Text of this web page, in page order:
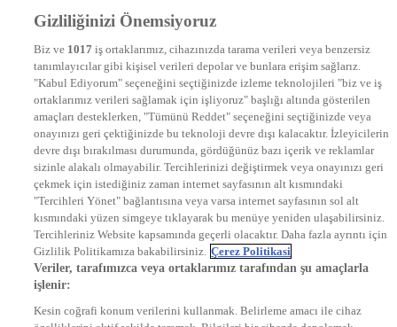
DYG Televizyonlar
STAR
EURO STAR
KRAL POP TV
DYG Radyolar
NTV RADYO
KRAL FM
KRAL POP
EKSEN
VOYAGE
DYG Dijital
ntv.com.tr
ntvspor.net
secim.ntv.com.tr
startv.com.tr
kralmuzik.com.tr
Gizliliğinizi Önemsiyoruz
Biz ve 1017 iş ortaklarımız, cihazınızda tarama verileri veya benzersiz
tanımlayıcılar gibi kişisel verileri depolar ve bunlara erişim sağlarız.
"Kabul Ediyorum" seçeneğini seçtiğinizde izleme teknolojileri "biz ve iş
ortaklarımız verileri sağlamak için işliyoruz" başlığı altında gösterilen
amaçları desteklerken, "Tümünü Reddet" seçeneğini seçtiğinizde veya
onayınızı geri çektiğinizde bu teknoloji devre dışı kalacaktır. İzleyicilerin
devre dışı bırakılması durumunda, gördüğünüz bazı içerik ve reklamlar
sizinle alakalı olmayabilir. Tercihlerinizi değiştirmek veya onayınızı geri
çekmek için istediğiniz zaman internet sayfasının alt kısmındaki
"Tercihleri Yönet" bağlantısına veya varsa internet sayfasının sol alt
kısmındaki yüzen simgeye tıklayarak bu menüye yeniden ulaşabilirsiniz.
Tercihleriniz Website kapsamında geçerli olacaktır. Daha fazla ayrıntı için
Gizlilik Politikamıza bakabilirsiniz. Çerez Politikasi
Veriler, tarafımızca veya ortaklarımız tarafından şu amaçlarla
işlenir:
Kesin coğrafi konum verilerini kullanmak. Belirleme amacı ile cihaz